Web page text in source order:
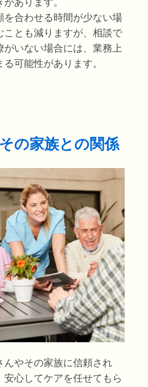
を合わせる時間が少ない場
ことも減りますが、相談で
がいない場合には、業務上
可能性があります。
の家族との関係
んやその家族に信頼され
心してケアを任せてもら